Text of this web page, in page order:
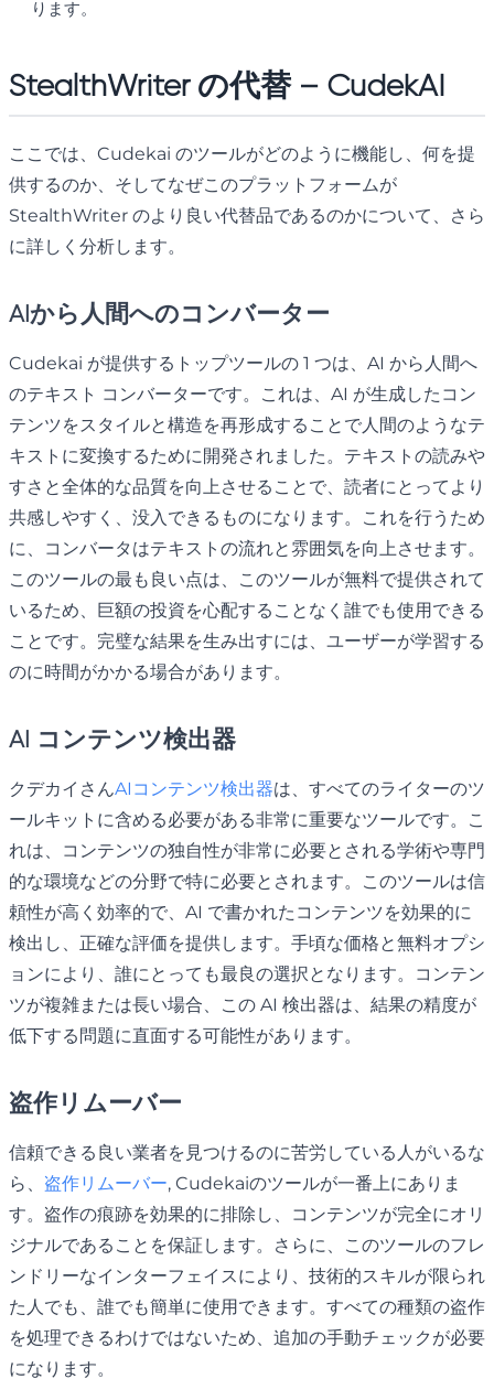
ります。
StealthWriter の代替 – CudekAI
ここでは、Cudekai のツールがどのように機能し、何を提
供するのか、そしてなぜこのプラットフォームが
StealthWriter のより良い代替品であるのかについて、さら
に詳しく分析します。
AIから人間へのコンバーター
Cudekai が提供するトップツールの 1 つは、AI から人間へ
のテキスト コンバーターです。これは、AI が生成したコン
テンツをスタイルと構造を再形成することで人間のようなテ
キストに変換するために開発されました。テキストの読みや
すさと全体的な品質を向上させることで、読者にとってより
共感しやすく、没入できるものになります。これを行うため
に、コンバータはテキストの流れと雰囲気を向上させます。
このツールの最も良い点は、このツールが無料で提供されて
いるため、巨額の投資を心配することなく誰でも使用できる
ことです。完璧な結果を生み出すには、ユーザーが学習する
のに時間がかかる場合があります。
AI コンテンツ検出器
クデカイさんAIコンテンツ検出器は、すべてのライターのツ
ールキットに含める必要がある非常に重要なツールです。こ
れは、コンテンツの独自性が非常に必要とされる学術や専門
的な環境などの分野で特に必要とされます。このツールは信
頼性が高く効率的で、AI で書かれたコンテンツを効果的に
検出し、正確な評価を提供します。手頃な価格と無料オプシ
ョンにより、誰にとっても最良の選択となります。コンテン
ツが複雑または長い場合、この AI 検出器は、結果の精度が
低下する問題に直面する可能性があります。
盗作リムーバー
信頼できる良い業者を見つけるのに苦労している人がいるな
ら、 盗作リムーバー, Cudekaiのツールが一番上にありま
す。盗作の痕跡を効果的に排除し、コンテンツが完全にオリ
ジナルであることを保証します。さらに、このツールのフレ
ンドリーなインターフェイスにより、技術的スキルが限られ
た人でも、誰でも簡単に使用できます。すべての種類の盗作
を処理できるわけではないため、追加の手動チェックが必要
になります。